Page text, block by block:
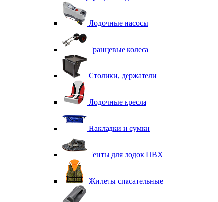
Лодочные насосы
Транцевые колеса
Столики, держатели
Лодочные кресла
Накладки и сумки
Тенты для лодок ПВХ
Жилеты спасательные